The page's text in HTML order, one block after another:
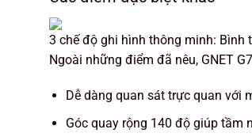
3 chế độ ghi hình thông minh:
Ngoài những điểm đã nêu, GNET
Dễ dàng quan sát trực quan với
Góc quay rộng 140 độ giúp tầm